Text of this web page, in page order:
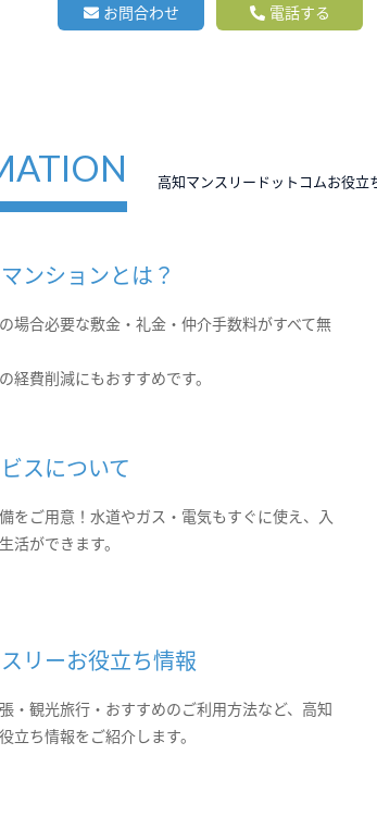
お問合わせ 電話する
高知マンスリードットコムお役立
ンションとは？
場合必要な敷金・礼金・仲介手数料がすべて無
経費削減にもおすすめです。
スについて
をご用意！水道やガス・電気もすぐに使え、入
活ができます。
リーお役立ち情報
・観光旅行・おすすめのご利用方法など、高知
立ち情報をご紹介します。